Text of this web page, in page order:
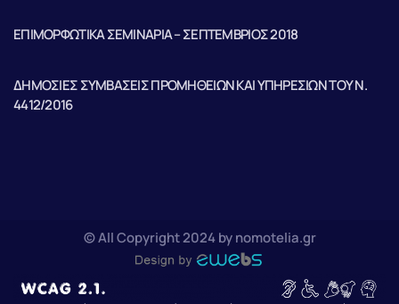
ΕΠΙΜΟΡΦΩΤΙΚΑ ΣΕΜΙΝΑΡΙΑ – ΣΕΠΤΕΜΒΡΙΟΣ 2018
ΔΗΜΟΣΙΕΣ ΣΥΜΒΑΣΕΙΣ ΠΡΟΜΗΘΕΙΩΝ ΚΑΙ ΥΠΗΡΕΣΙΩΝ ΤΟΥ Ν.
4412/2016
© All Copyright 2024 by nomotelia.gr